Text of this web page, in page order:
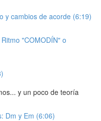
y cambios de acorde (6:19)
"COMODÍN" o
y un poco de teoría
Dm y Em (6:06)